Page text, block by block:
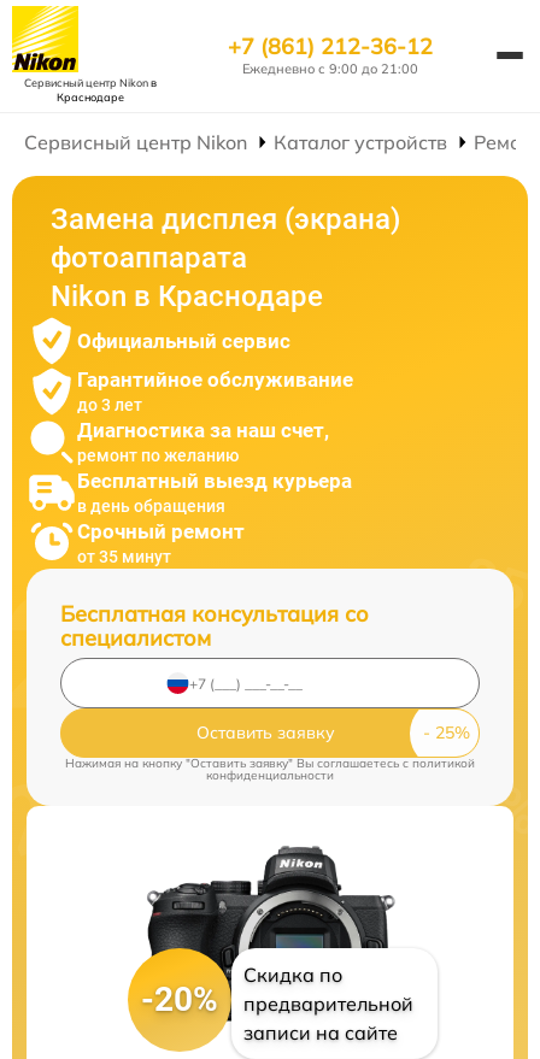
Сервисный центр Nikonв
Краснодаре
+7 (861) 212-36-12
Ежедневно с 9:00 до 21:00
Сервисный центр Nikon Каталог устройств
Замена дисплея (экрана)
фотоаппарата
Nikon в Краснодаре
Официальный сервис
Гарантийное обслуживание
до 3 лет
Диагностика за наш счет,
ремонт по желанию
Бесплатный выезд курьера
в день обращения
Срочный ремонт
от 35 минут
Бесплатная консультация со
специалистом
Оставить заявку
Нажимая на кнопку "Оставить заявку" Вы соглашаетесь cполитикой
конфиденциальности
-20%
Скидка по
предварительной
записи на сайте